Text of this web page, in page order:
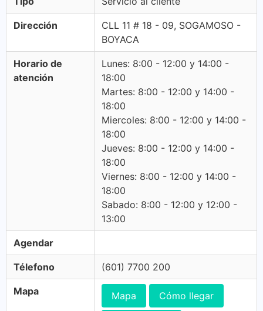
Dirección
CLL 11 # 18 - 09, SOGAMOSO -
BOYACA
Horario de
atención
Lunes: 8:00 - 12:00 y 14:00 -
18:00
Martes: 8:00 - 12:00 y 14:00 -
18:00
Miercoles: 8:00 - 12:00 y 14:00 -
18:00
Jueves: 8:00 - 12:00 y 14:00 -
18:00
Viernes: 8:00 - 12:00 y 14:00 -
18:00
Sabado: 8:00 - 12:00 y 12:00 -
13:00
Agendar
Télefono (601) 7700 200
Mapa Mapa Cómo llegar